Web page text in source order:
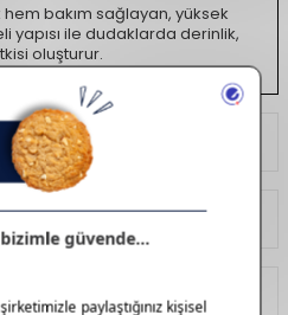
bakım sağlayan, yüksek
ile dudaklarda derinlik,
oluşturur.